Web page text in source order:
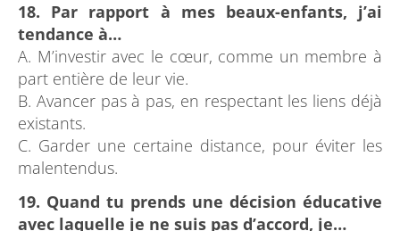
18. Par rapport à mes beaux-enfants, j’ai
tendance à…
A. M’investir avec le cœur, comme un membre à
part entière de leur vie.
B. Avancer pas à pas, en respectant les liens déjà
existants.
C. Garder une certaine distance, pour éviter les
malentendus.
19. Quand tu prends une décision éducative
avec laquelle je ne suis pas d’accord, je…